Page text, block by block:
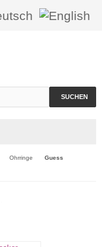
SUCHEN
Ohrringe
Guess